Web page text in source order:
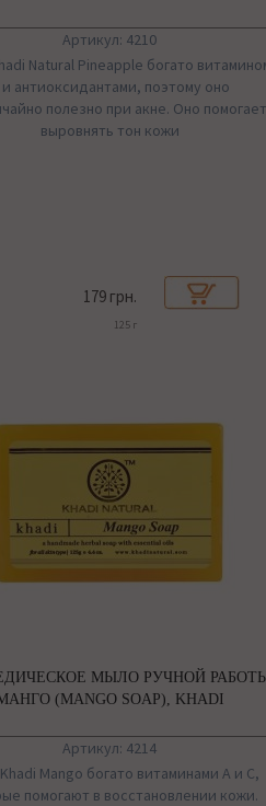
Артикул: 4210
Natural Pineapple богато
и антиоксидантами, поэтому оно
полезно при акне. Оно помогает
выровнять тон кожи
179 грн.
125 г
МЫЛО РУЧНОЙ
(MANGO SOAP), KHADI
Артикул: 4214
Mango богато витаминами A и C,
помогают в восстановлении кожи.